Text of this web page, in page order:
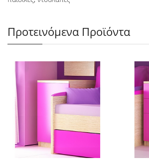
Προτεινόμενα Προϊόντα